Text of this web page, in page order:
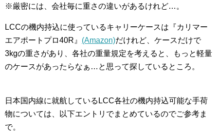
※厳密には、会社毎に重さの違いがあるけれど…。
LCCの機内持込に使っているキャリーケースは『カリマー
エアポートプロ40R』 (Amazon)だけれど、ケースだけで
3kgの重さがあり、各社の重量規定を考えると、もっと軽量
のケースがあったらなぁ…と思って探しているところ。
日本国内線に就航しているLCC各社の機内持込可能な手荷
物については、以下エントリでまとめているのでご参考ま
で。